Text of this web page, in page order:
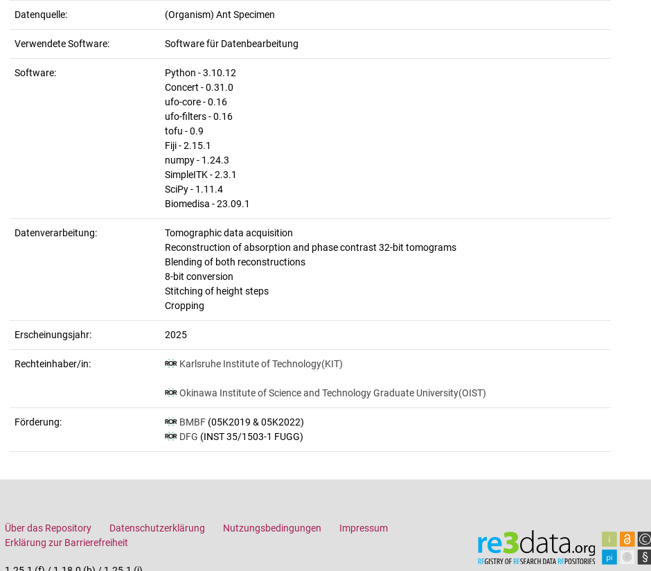
Datenquelle: (Organism) Ant Specimen
Verwendete Software: Software für Datenbearbeitung
Software:
Python - 3.10.12
Concert - 0.31.0
ufo-core - 0.16
ufo-filters - 0.16
tofu - 0.9
Fiji - 2.15.1
numpy - 1.24.3
SimpleITK - 2.3.1
SciPy - 1.11.4
Biomedisa - 23.09.1
Datenverarbeitung:
Tomographic data acquisition
Reconstruction of absorption and phase contrast 32-bit tomograms
Blending of both reconstructions
8-bit conversion
Stitching of height steps
Cropping
Erscheinungsjahr: 2025
Rechteinhaber/in: Karlsruhe Institute of Technology(KIT)
Okinawa Institute of Science and Technology Graduate University(OIST)
Förderung: BMBF (05K2019 & 05K2022)
DFG (INST 35/1503-1 FUGG)
Über das Repository Datenschutzerklärung Nutzungsbedingungen
Impressum
Erklärung zur Barrierefreiheit